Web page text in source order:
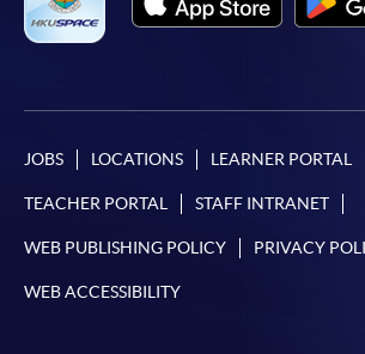
Mastercard（包括「香港大學專
Mastercard卡」）繳付學費。
學中心作付款安排。
申請/報讀指南 :
JOBS LOCATIONS LEARNER PORTAL
TEACHER PORTAL STAFF INTRANET
WEB PUBLISHING POLICY PRIVACY
WEB ACCESSIBILITY